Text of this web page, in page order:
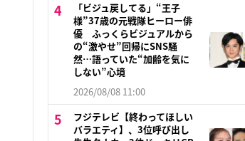
「ビジュ戻してる」“王子
様”37歳の元戦隊ヒーロー俳
優 ふっくらビジュアルから
の“激やせ”回帰にSNS騒
然…語っていた“加齢を気に
しない”心境
2026/08/08 11:00
フジテレビ【終わってほしい
バラエティ】、3位呼び出し